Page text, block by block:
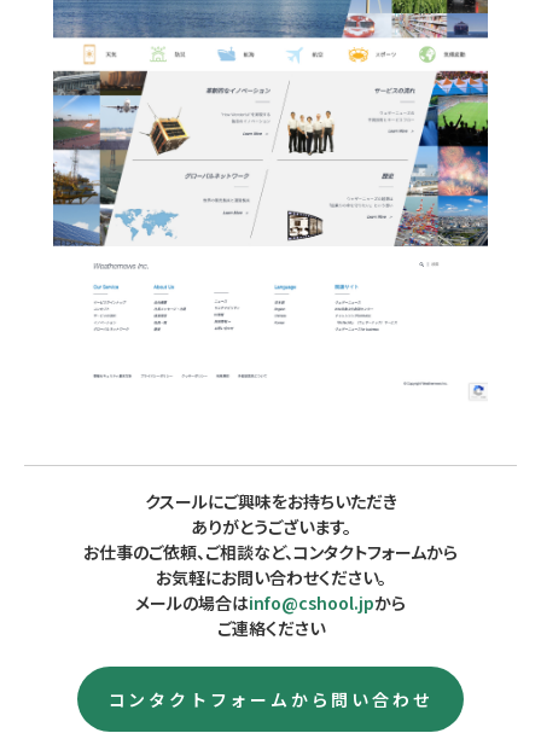
クスールにご興味をお持ちいただき
ありがとうございます。
お仕事のご依頼、ご相談など、コンタクトフォームから
お気軽にお問い合わせください。
メールの場合はinfo@cshool.jpから
ご連絡ください
コンタクトフォームから問い合わせ